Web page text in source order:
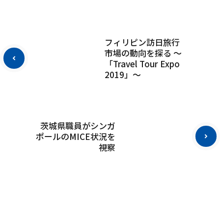
フィリピン訪日旅行
市場の動向を探る ～
「Travel Tour Expo
2019」～
茨城県職員がシンガ
ポールのMICE状況を
視察